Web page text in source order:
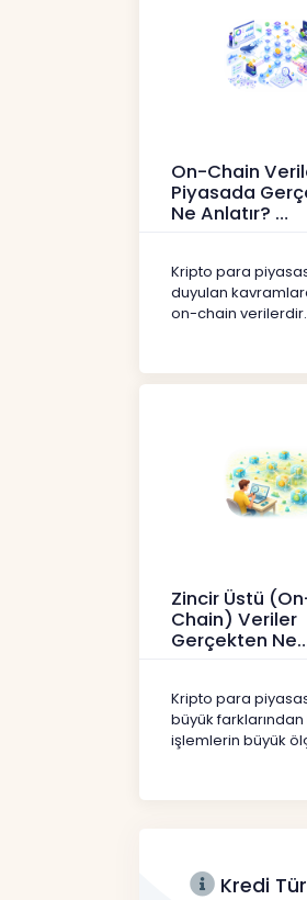
On-Chain
Piyasada
Ne Anlatır?
Kripto para
duyulan
on-chain verilerdir.
Zincir Üstü
Chain) Veriler
Gerçekten Ne
Kripto para
büyük farklarından
işlemlerin büyük
Kredi